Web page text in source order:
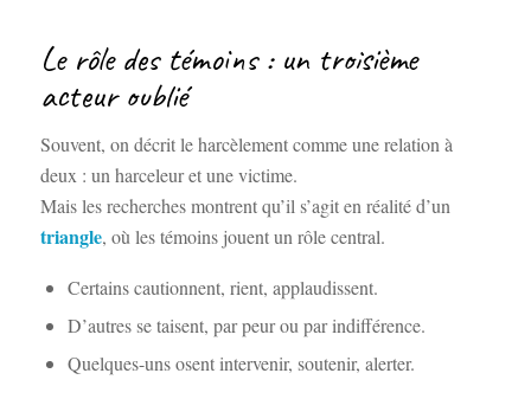
Le rôle des témoins : un troisième
acteur oublié
Souvent, on décrit le harcèlement comme une relation à
deux : un harceleur et une victime.
Mais les recherches montrent qu’il s’agit en réalité d’un
triangle, où les témoins jouent un rôle central.
Certains cautionnent, rient, applaudissent.
D’autres se taisent, par peur ou par indifférence.
Quelques-uns osent intervenir, soutenir, alerter.